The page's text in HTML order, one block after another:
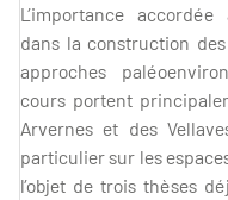
L’importance
dans la construction
approches
cours portent
Arvernes et des
particulier sur les
l’objet de trois thèses